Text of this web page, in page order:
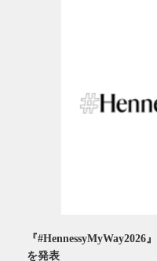
『
を発表